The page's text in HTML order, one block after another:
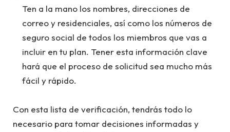
Ten a la mano los nombres, direcciones de
correo y residenciales, así como los números de
seguro social de todos los miembros que vas a
incluir en tu plan. Tener esta información clave
hará que el proceso de solicitud sea mucho más
fácil y rápido.
Con esta lista de verificación, tendrás todo lo
necesario para tomar decisiones informadas y